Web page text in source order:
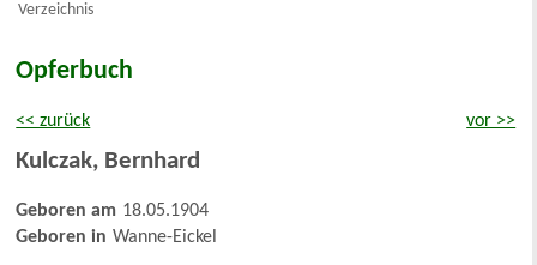
Verzeichnis
Opferbuch
<< zurück vor >>
Kulczak, Bernhard
Geboren am 18.05.1904
Geboren in Wanne-Eickel